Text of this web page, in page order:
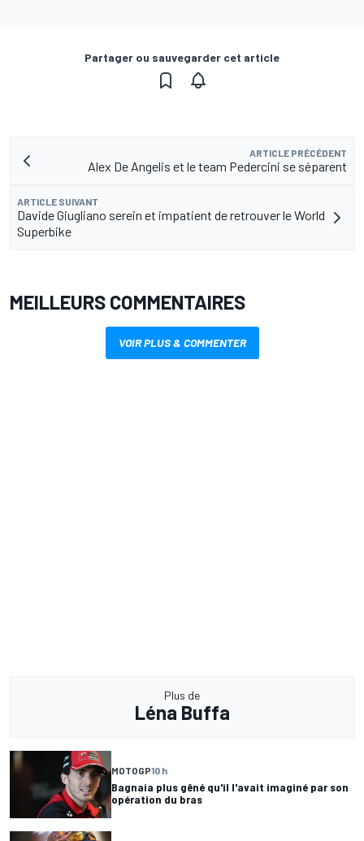
Partager ou sauvegarder cet article
ARTICLE PRÉCÉDENT
Alex De Angelis et le team Pedercini se séparent
ARTICLE SUIVANT
Davide Giugliano serein et impatient de retrouver le World
Superbike
MEILLEURS COMMENTAIRES
VOIR PLUS & COMMENTER
Plus de
Léna Buffa
MOTOGP10 h
Bagnaia plus gêné qu'il l'avait imaginé par son
opération du bras